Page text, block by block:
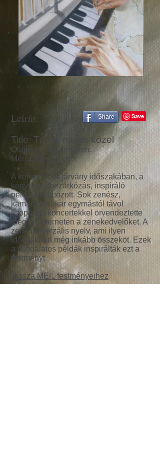
Leírás: Share
Title: Távol, mégis közel
Olajfestmény vásznon.
Méret: 60x80 cm
A koronavírus járvány időszakában, a
kényszerű bezárkózás, inspiráló
példákat is hozott. Sok zenész,
kamarazenekar egymástól távol
csoportos koncertekkel örvendeztette
meg az interneten a zenekedvelőket. A
zene univerzális nyelv, ami ilyen
időszakban még inkább összeköt. Ezek
a csodálatos példák inspirálták ezt a
festményt.
Vissza MEIL festményeihez